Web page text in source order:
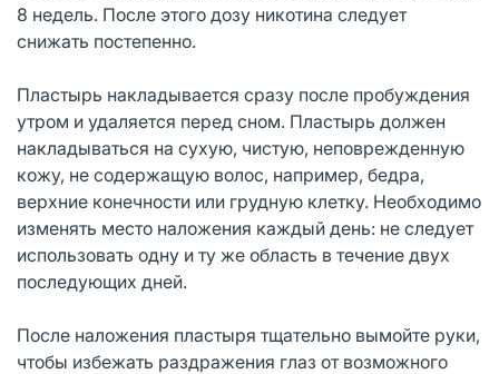
8 недель. После этого дозу никотина следует
снижать постепенно.
Пластырь накладывается сразу после пробуждения
утром и удаляется перед сном. Пластырь должен
накладываться на сухую, чистую, неповрежденную
кожу, не содержащую волос, например, бедра,
верхние конечности или грудную клетку. Необходимо
изменять место наложения каждый день: не следует
использовать одну и ту же область в течение двух
последующих дней.
После наложения пластыря тщательно вымойте руки,
чтобы избежать раздражения глаз от возможного